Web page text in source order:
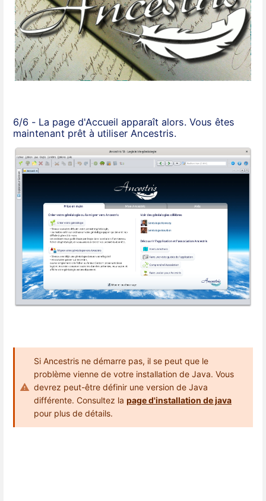
6/6 - La page d'Accueil apparaît alors. Vous êtes
maintenant prêt à utiliser Ancestris.
Si Ancestris ne démarre pas, il se peut que le
problème vienne de votre installation de Java. Vous
devrez peut-être définir une version de Java
différente. Consultez la page d'installation de java
pour plus de détails.